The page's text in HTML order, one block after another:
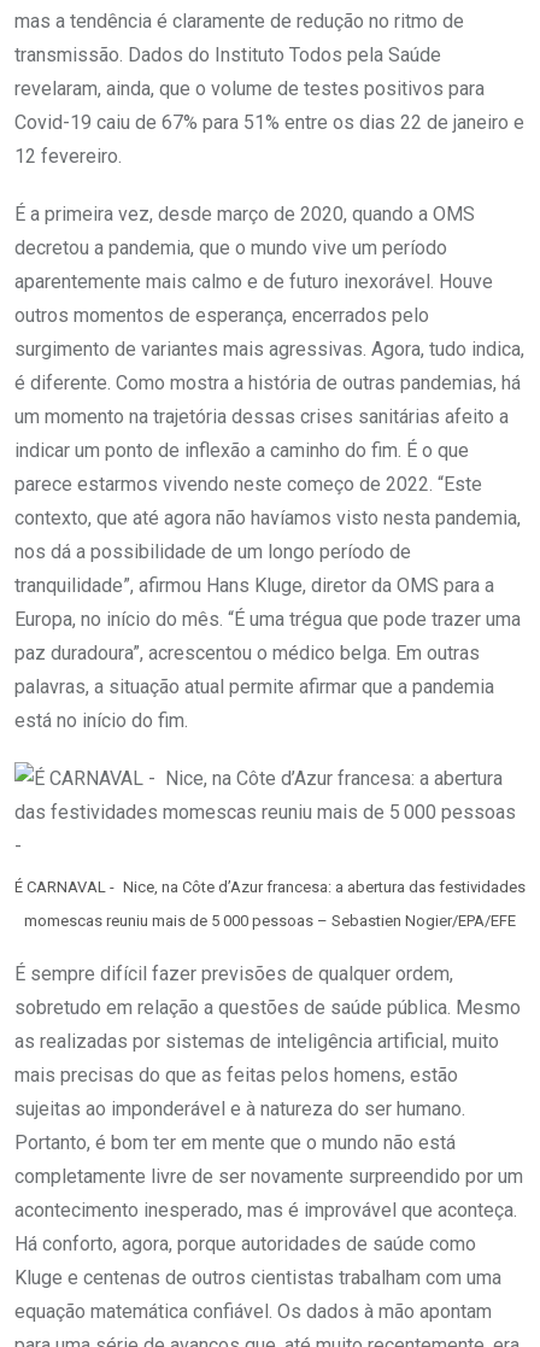
mas a tendência é claramente de redução no ritmo de
transmissão. Dados do Instituto Todos pela Saúde
revelaram, ainda, que o volume de testes positivos para
Covid-19 caiu de 67% para 51% entre os dias 22 de janeiro e
12 fevereiro.
É a primeira vez, desde março de 2020, quando a OMS
decretou a pandemia, que o mundo vive um período
aparentemente mais calmo e de futuro inexorável. Houve
outros momentos de esperança, encerrados pelo
surgimento de variantes mais agressivas. Agora, tudo indica,
é diferente. Como mostra a história de outras pandemias, há
um momento na trajetória dessas crises sanitárias afeito a
indicar um ponto de inflexão a caminho do fim. É o que
parece estarmos vivendo neste começo de 2022. “Este
contexto, que até agora não havíamos visto nesta pandemia,
nos dá a possibilidade de um longo período de
tranquilidade”, afirmou Hans Kluge, diretor da OMS para a
Europa, no início do mês. “É uma trégua que pode trazer uma
paz duradoura”, acrescentou o médico belga. Em outras
palavras, a situação atual permite afirmar que a pandemia
está no início do fim.
É CARNAVAL - Nice, na Côte d’Azur francesa: a abertura das festividades
momescas reuniu mais de 5 000 pessoas – Sebastien Nogier/EPA/EFE
É sempre difícil fazer previsões de qualquer ordem,
sobretudo em relação a questões de saúde pública. Mesmo
as realizadas por sistemas de inteligência artificial, muito
mais precisas do que as feitas pelos homens, estão
sujeitas ao imponderável e à natureza do ser humano.
Portanto, é bom ter em mente que o mundo não está
completamente livre de ser novamente surpreendido por um
acontecimento inesperado, mas é improvável que aconteça.
Há conforto, agora, porque autoridades de saúde como
Kluge e centenas de outros cientistas trabalham com uma
equação matemática confiável. Os dados à mão apontam